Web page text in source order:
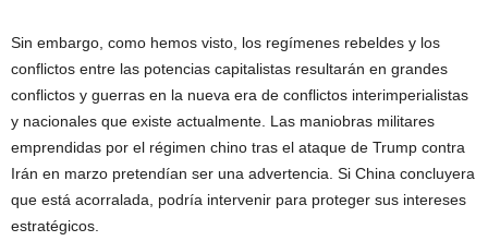
Sin embargo, como hemos visto, los regímenes rebeldes y los
conflictos entre las potencias capitalistas resultarán en grandes
conflictos y guerras en la nueva era de conflictos interimperialistas
y nacionales que existe actualmente. Las maniobras militares
emprendidas por el régimen chino tras el ataque de Trump contra
Irán en marzo pretendían ser una advertencia. Si China concluyera
que está acorralada, podría intervenir para proteger sus intereses
estratégicos.